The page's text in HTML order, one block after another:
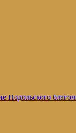
Подольского